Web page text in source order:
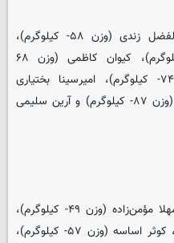
باربد جباری (وزن۵۴- کیلوگرم)، ابوالفضل زندی (وزن ۵۸- کیلوگرم)،
مهدی حاجی‌موسایی (وزن ۶۳- کیلوگرم)، کیوان کاظمی (وزن ۶۸
-کیلوگرم)، علی خوش‌روش (وزن ۷۴- کیلوگرم)، امیرسینا بختیاری
(وزن۸۰ -کیلوگرم)، مهران برخورداری (وزن ۸۷- کیلوگرم) و آرین سلیمی
سعیده نصیری (وزن ۴۶- کیلوگرم)، مهلا مؤمن‌زاده (وزن ۴۹- کیلوگرم)،
مبینا نعمت زاده (وزن ۵۳- کیلوگرم)، کوثر اساسه (وزن ۵۷- کیلوگرم)،